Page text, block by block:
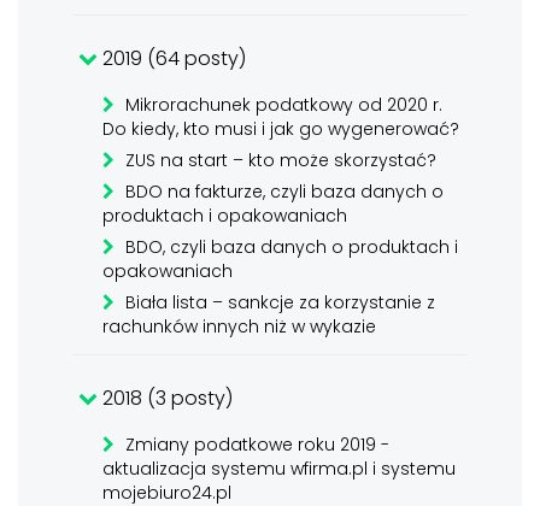
2019 (64 posty)
Mikrorachunek podatkowy od 2020 r.
Do kiedy, kto musi i jak go wygenerować?
ZUS na start – kto może skorzystać?
BDO na fakturze, czyli baza danych o
produktach i opakowaniach
BDO, czyli baza danych o produktach i
opakowaniach
Biała lista – sankcje za korzystanie z
rachunków innych niż w wykazie
2018 (3 posty)
Zmiany podatkowe roku 2019 -
aktualizacja systemu wfirma.pl i systemu
mojebiuro24.pl